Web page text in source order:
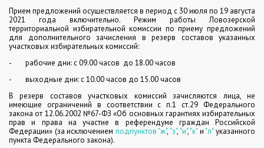
Прием предложений осуществляется в период с 30 июля по 19 августа
2021 года включительно. Режим работы Ловозерской
территориальной избирательной комиссии по приему предложений
для дополнительного зачисления в резерв составов указанных
участковых избирательных комиссий:
- рабочие дни: с 09.00 часов до 18.00 часов
- выходные дни: с 10.00 часов до 15.00 часов
В резерв составов участковых комиссий зачисляются лица, не
имеющие ограничений в соответствии с п.1 ст.29 Федерального
закона от 12.06.2002 №67-ФЗ «Об основных гарантиях избирательных
прав и права на участие в референдуме граждан Российской
Федерации» (за исключением подпунктов "ж", "з", "и","к"и "л"указанного
пункта Федерального закона).